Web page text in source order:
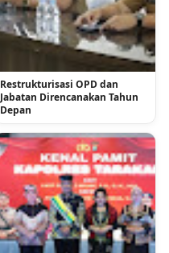
Restrukturisasi OPD dan
Jabatan Direncanakan Tahun
Depan